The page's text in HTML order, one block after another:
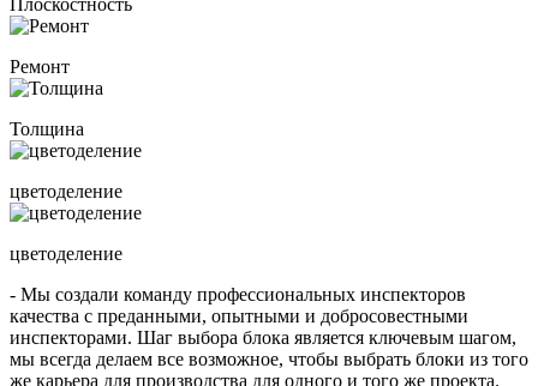
Плоскостность
Ремонт
Толщина
цветоделение
цветоделение
- Мы создали команду профессиональных инспекторов
качества с преданными, опытными и добросовестными
инспекторами. Шаг выбора блока является ключевым шагом,
мы всегда делаем все возможное, чтобы выбрать блоки из того
же карьера для производства для одного и того же проекта.